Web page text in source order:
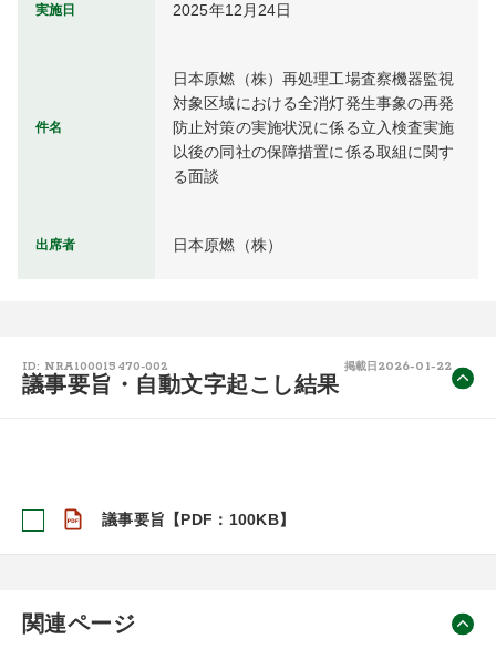
実施日 2025年12月24日
件名
日本原燃（株）再処理工場査察機器監視
対象区域における全消灯発生事象の再発
防止対策の実施状況に係る立入検査実施
以後の同社の保障措置に係る取組に関す
る面談
出席者 日本原燃（株）
ID: NRA100015470-002 掲載日 2026-01-22
議事要旨・自動文字起こし結果
議事要旨【PDF：100KB】
関連ページ